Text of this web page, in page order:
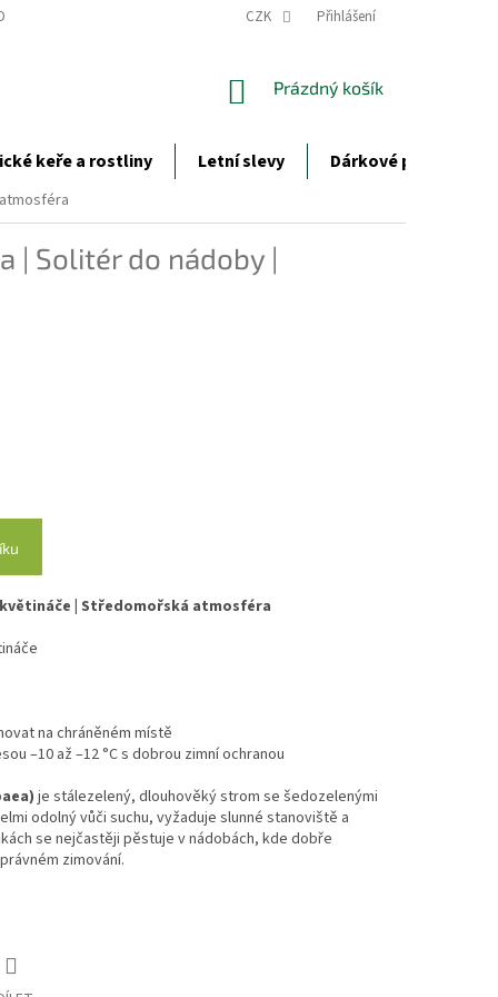
ROSTLIN ZIMNÍ OCHRANA ROSTLIN OBCHODNÍ PODMÍNKY
CZK Přihlášení
NÁKUPNÍ
Prázdný košík
keře a rostliny Letní slevy Dárkové poukazy
| Solitér do nádoby |
| Středomořská atmosféra
na chráněném místě
–10 až –12 °C s dobrou zimní ochranou
je stálezelený, dlouhověký strom se šedozelenými
odolný vůči suchu, vyžaduje slunné stanoviště a
se nejčastěji pěstuje v nádobách, kde dobře
zimování.